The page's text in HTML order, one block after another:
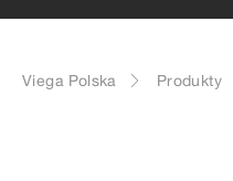
Viega Polska Produkty